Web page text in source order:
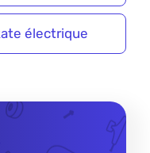
électrique